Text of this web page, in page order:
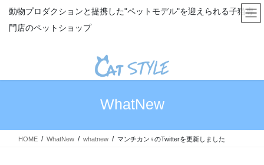
ス
ン
動物プロダクションと提携した"ペットモデル"を迎えられる子猫専
門店のペットショップ
WhatNew
HOME WhatNew whatnew マンチカン♀のTwitterを更新しました